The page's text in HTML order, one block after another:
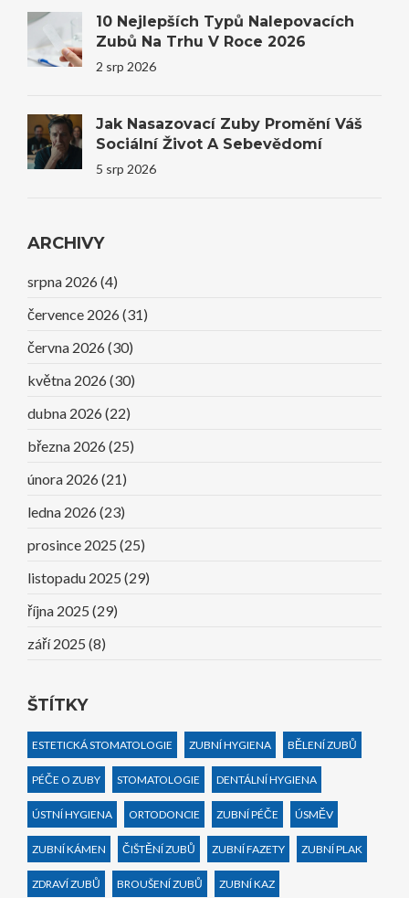
10 Nejlepších Typů Nalepovacích
Zubů Na Trhu V Roce 2026
2 srp 2026
Jak Nasazovací Zuby Promění Váš
Sociální Život A Sebevědomí
5 srp 2026
ARCHIVY
srpna 2026 (4)
července 2026 (31)
června 2026 (30)
května 2026 (30)
dubna 2026 (22)
března 2026 (25)
února 2026 (21)
ledna 2026 (23)
prosince 2025 (25)
listopadu 2025 (29)
října 2025 (29)
září 2025 (8)
ŠTÍTKY
ESTETICKÁ STOMATOLOGIE ZUBNÍ HYGIENA BĚLENÍ ZUBŮ
PÉČE O ZUBY STOMATOLOGIE DENTÁLNÍ HYGIENA
ÚSTNÍ HYGIENA ORTODONCIE ZUBNÍ PÉČE ÚSMĚV
ZUBNÍ KÁMEN ČIŠTĚNÍ ZUBŮ ZUBNÍ FAZETY ZUBNÍ PLAK
ZDRAVÍ ZUBŮ BROUŠENÍ ZUBŮ ZUBNÍ KAZ